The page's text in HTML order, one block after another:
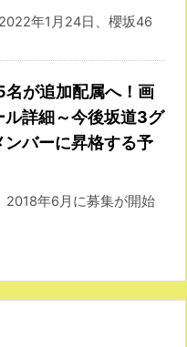
年1月24日、櫻坂46
名が追加配属へ！画
ル詳細～今後坂道3グ
バーに昇格する予
2018年6月に募集が開始